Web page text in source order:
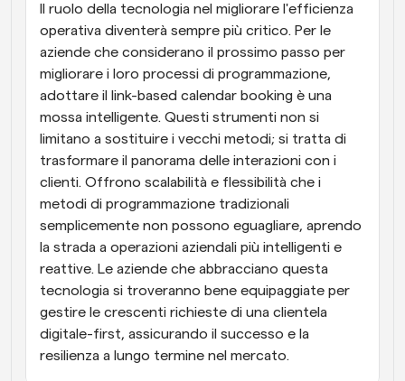
Il ruolo della tecnologia nel migliorare l'efficienza
operativa diventerà sempre più critico. Per le
aziende che considerano il prossimo passo per
migliorare i loro processi di programmazione,
adottare il link-based calendar booking è una
mossa intelligente. Questi strumenti non si
limitano a sostituire i vecchi metodi; si tratta di
trasformare il panorama delle interazioni con i
clienti. Offrono scalabilità e flessibilità che i
metodi di programmazione tradizionali
semplicemente non possono eguagliare, aprendo
la strada a operazioni aziendali più intelligenti e
reattive. Le aziende che abbracciano questa
tecnologia si troveranno bene equipaggiate per
gestire le crescenti richieste di una clientela
digitale-first, assicurando il successo e la
resilienza a lungo termine nel mercato.